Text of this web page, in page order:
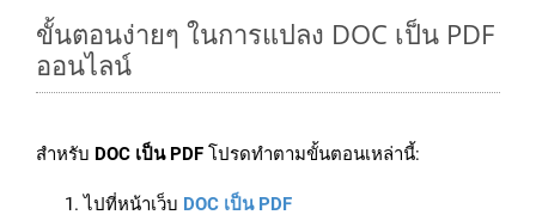
ขั้นตอนง่ายๆ ในการแปลง DOC เป็น PDF
ออนไลน์
สำหรับ DOC เป็น PDF โปรดทำตามขั้นตอนเหล่านี้:
ไปที่หน้าเว็บ DOC เป็น PDF